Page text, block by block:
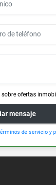
ofertas
mensaje
de servicio y